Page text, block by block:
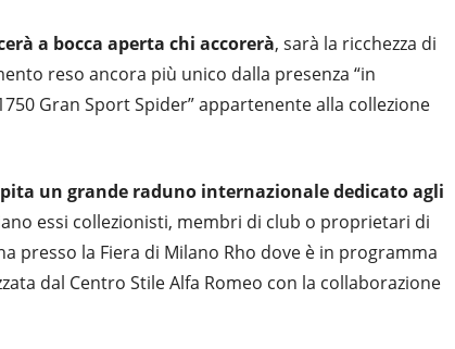
a bocca aperta chi accorerà, sarà la ricchezza di
reso ancora più unico dalla presenza “in
Gran Sport Spider” appartenente alla collezione
un grande raduno internazionale dedicato agli
essi collezionisti, membri di club o proprietari di
presso la Fiera di Milano Rho dove è in programma
dal Centro Stile Alfa Romeo con la collaborazione